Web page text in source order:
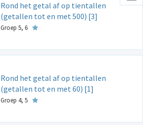
Rond het getal af op tientallen
(getallen tot en met 500) [3]
Groep 5, 6
Rond het getal af op tientallen
(getallen tot en met 60) [1]
Groep 4, 5